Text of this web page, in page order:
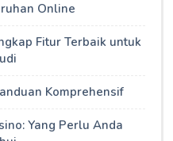
Online
Fitur Terbaik untuk
Komprehensif
Yang Perlu Anda